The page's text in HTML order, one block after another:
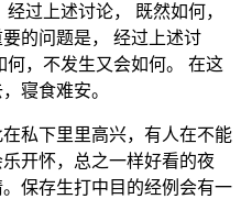
过上述讨论， 既然如何，
的问题是， 经过上述讨
，不发生又会如何。 在这
寝食难安。
私下里里高兴，有人在不能
开怀，总之一样好看的夜
保存生打中目的经例会有一